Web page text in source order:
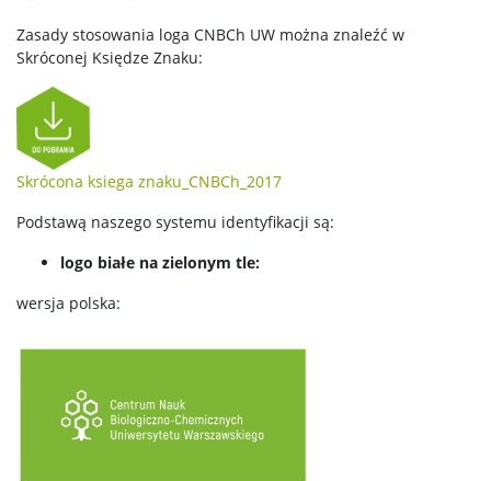
Zasady stosowania loga CNBCh UW można znaleźć w
Skróconej Księdze Znaku:
Skrócona ksiega znaku_CNBCh_2017
Podstawą naszego systemu identyfikacji są:
logo białe na zielonym tle:
wersja polska: